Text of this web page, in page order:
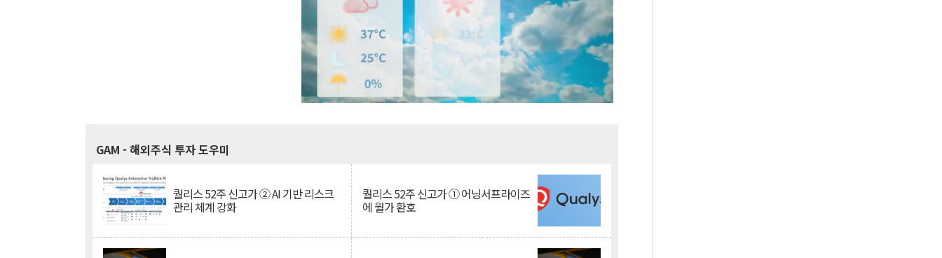
GAM - 해외주식 투자 도우미
퀄리스 52주 신고가 ② AI 기반 리스크
관리 체계 강화
퀄리스 52주 신고가 ① 어닝서프라이즈
에 월가 환호